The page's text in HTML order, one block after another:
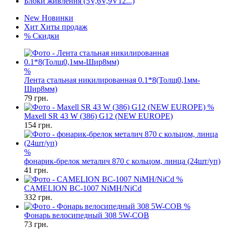
New Новинки
Хит Хиты продаж
% Скидки
%
Лента стальная никилированная 0.1*8(Толщ0,1мм-
Шир8мм)
79 грн.
%
Maxell SR 43 W (386) G12 (NEW EUROPE)
154 грн.
%
фонарик-брелок металич 870 с кольцом, линца (24шт/уп)
41 грн.
%
CAMELION BC-1007 NiMH/NiCd
332 грн.
%
Фонарь велосипедный 308 5W-COB
73 грн.